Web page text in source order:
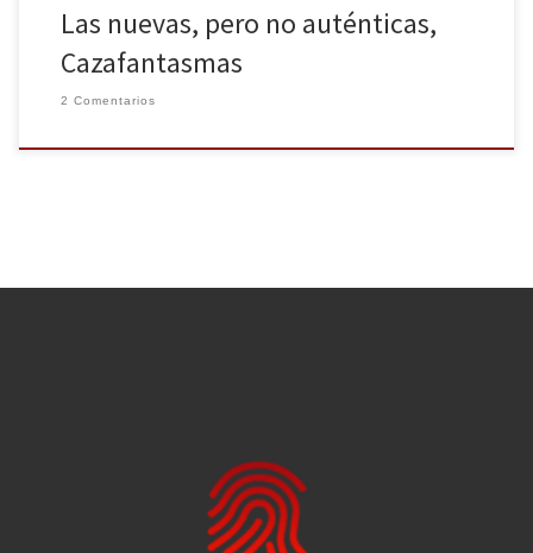
Las nuevas, pero no auténticas,
Cazafantasmas
2 Comentarios